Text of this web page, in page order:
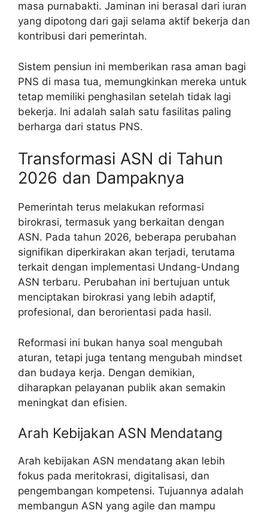
masa purnabakti. Jaminan ini berasal dari iuran
yang dipotong dari gaji selama aktif bekerja dan
kontribusi dari pemerintah.
Sistem pensiun ini memberikan rasa aman bagi
PNS di masa tua, memungkinkan mereka untuk
tetap memiliki penghasilan setelah tidak lagi
bekerja. Ini adalah salah satu fasilitas paling
berharga dari status PNS.
Transformasi ASN di Tahun
2026 dan Dampaknya
Pemerintah terus melakukan reformasi
birokrasi, termasuk yang berkaitan dengan
ASN. Pada tahun 2026, beberapa perubahan
signifikan diperkirakan akan terjadi, terutama
terkait dengan implementasi Undang-Undang
ASN terbaru. Perubahan ini bertujuan untuk
menciptakan birokrasi yang lebih adaptif,
profesional, dan berorientasi pada hasil.
Reformasi ini bukan hanya soal mengubah
aturan, tetapi juga tentang mengubah mindset
dan budaya kerja. Dengan demikian,
diharapkan pelayanan publik akan semakin
meningkat dan efisien.
Arah Kebijakan ASN Mendatang
Arah kebijakan ASN mendatang akan lebih
fokus pada meritokrasi, digitalisasi, dan
pengembangan kompetensi. Tujuannya adalah
membangun ASN yang agile dan mampu